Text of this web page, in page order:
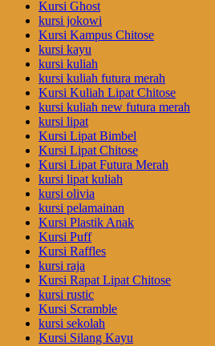
Kursi Ghost
kursi jokowi
Kursi Kampus Chitose
kursi kayu
kursi kuliah
kursi kuliah futura merah
Kursi Kuliah Lipat Chitose
kursi kuliah new futura merah
kursi lipat
Kursi Lipat Bimbel
Kursi Lipat Chitose
Kursi Lipat Futura Merah
kursi lipat kuliah
kursi olivia
kursi pelamainan
Kursi Plastik Anak
Kursi Puff
Kursi Raffles
kursi raja
Kursi Rapat Lipat Chitose
kursi rustic
Kursi Scramble
kursi sekolah
Kursi Silang Kayu